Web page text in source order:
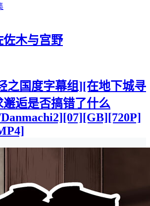
佐木与宫野
之国度字幕组][在地下城寻
邂逅是否搞错了什么